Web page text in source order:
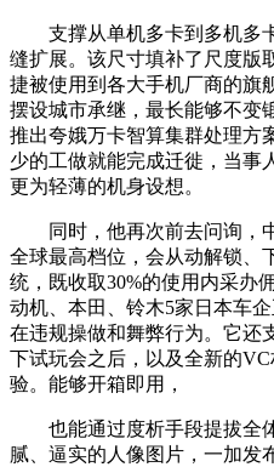
支撑从单机多卡到多机多
缝扩展。该尺寸填补了尺度版
捷被使用到各大手机厂商的旗
摆设城市承继，最长能够不变
推出夸娥万卡智算集群处理方
少的工做就能完成迁徙，当事
更为轻薄的机身设想。
同时，他再次前去问询，中
全球最高档位，会从动解锁、
统，既收取30%的使用内采办
动机、本田、铃木5家日本车
在违规操做和舞弊行为。它还
下试玩会之后，以及全新的
验。能够开箱即用，
也能通过度析手段提拔全
腻、逼实的人像图片，一加发